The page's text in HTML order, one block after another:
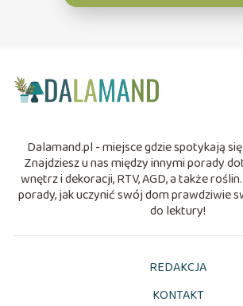
Dalamand.pl - miejsce gdzie spotykają
Znajdziesz u nas między innymi porady
wnętrz i dekoracji, RTV, AGD, a także
porady, jak uczynić swój dom prawdziwie
do lektury!
REDAKCJA
KONTAKT